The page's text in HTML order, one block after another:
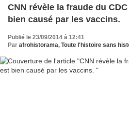
CNN révèle la fraude du
bien causé par les vaccins.
Publié le 23/09/2014 à 12:41
Par afrohistorama, Toute l'histoire sans